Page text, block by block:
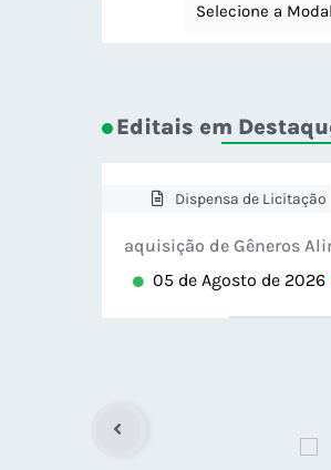
Selecione a
Editais em
Dispensa de Licitação
aquisição de Gêneros
05 de Agosto de 2026